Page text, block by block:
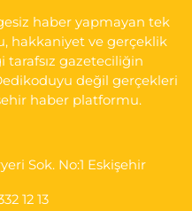
A Odunpazarı Eskişehir
Al
haber yapmayan tek
hakkaniyet ve gerçeklik
gazeteciliğin
değil gerçekleri
haber platformu.
Sok. No:1 Eskişehir
12 13